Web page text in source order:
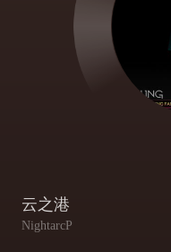
云之港
NightarcP